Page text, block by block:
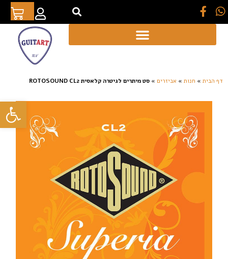
פתח
דף הבית » חנות » אביזרים » סט מיתרים לגיטרה קלאסית ROTOSOUND CL2